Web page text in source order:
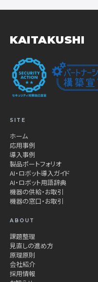
KAITAKUSHI
SITE
ホーム
応用事例
導入事例
製品ポートフォリオ
AI・ロボット導入ガイド
AI・ロボット用語辞典
機器の供給・お取引
機器の窓口・お取引
ABOUT
課題整理
見直しの進め方
原理原則
会社紹介
採用情報